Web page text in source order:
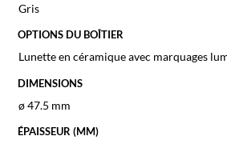
Gris
OPTIONS DU BOÎTIER
Lunette en céramique avec marquages
DIMENSIONS
ø 47.5 mm
ÉPAISSEUR (MM)